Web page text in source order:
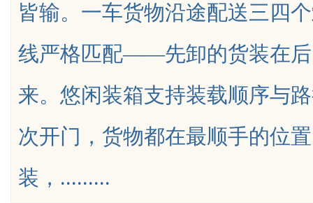
皆输。一车货物沿途配送三四
线严格匹配——先卸的货装在
来。悠闲装箱支持装载顺序与
次开门，货物都在最顺手的位
装，.........